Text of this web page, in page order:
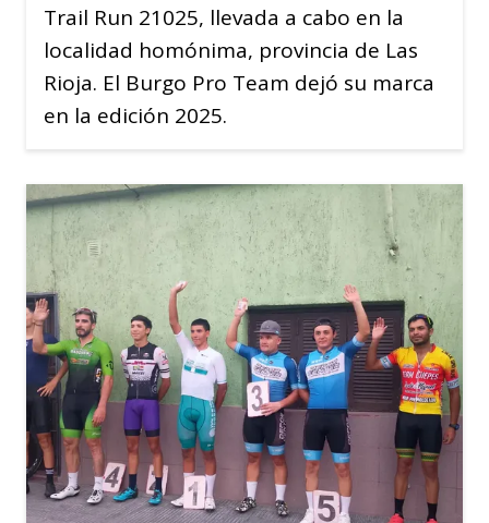
Trail Run 21025, llevada a cabo en la
localidad homónima, provincia de Las
Rioja. El Burgo Pro Team dejó su marca
en la edición 2025.